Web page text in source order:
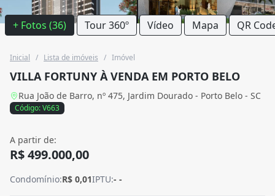
+ Fotos (36) Tour 360º Vídeo Mapa QR
Inicial / Lista de imóveis / Imóvel
VILLA FORTUNY À VENDA EM PORTO BELO
Rua João de Barro, nº 475, Jardim Dourado - Porto Belo - SC
Código: V663
A partir de:
R$ 499.000,00
Condomínio:R$ 0,01IPTU:- -